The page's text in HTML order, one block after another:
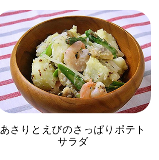
あさりとえびのさっぱりポテト
サラダ